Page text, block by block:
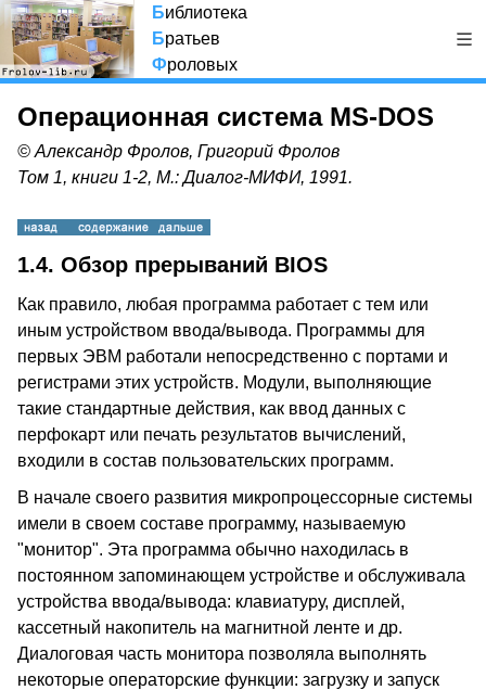
Библиотека
Братьев
Фроловых
Операционная система MS-DOS
© Александр Фролов, Григорий Фролов
Том 1, книги 1-2, М.: Диалог-МИФИ, 1991.
1.4. Обзор прерываний BIOS
Как правило, любая программа работает с тем или
иным устройством ввода/вывода. Программы для
первых ЭВМ работали непосредственно с портами и
регистрами этих устройств. Модули, выполняющие
такие стандартные действия, как ввод данных с
перфокарт или печать результатов вычислений,
входили в состав пользовательских программ.
В начале своего развития микропроцессорные системы
имели в своем составе программу, называемую
"монитор". Эта программа обычно находилась в
постоянном запоминающем устройстве и обслуживала
устройства ввода/вывода: клавиатуру, дисплей,
кассетный накопитель на магнитной ленте и др.
Диалоговая часть монитора позволяла выполнять
некоторые операторские функции: загрузку и запуск